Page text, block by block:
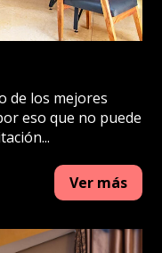
de los mejores
eso que no puede
Ver más